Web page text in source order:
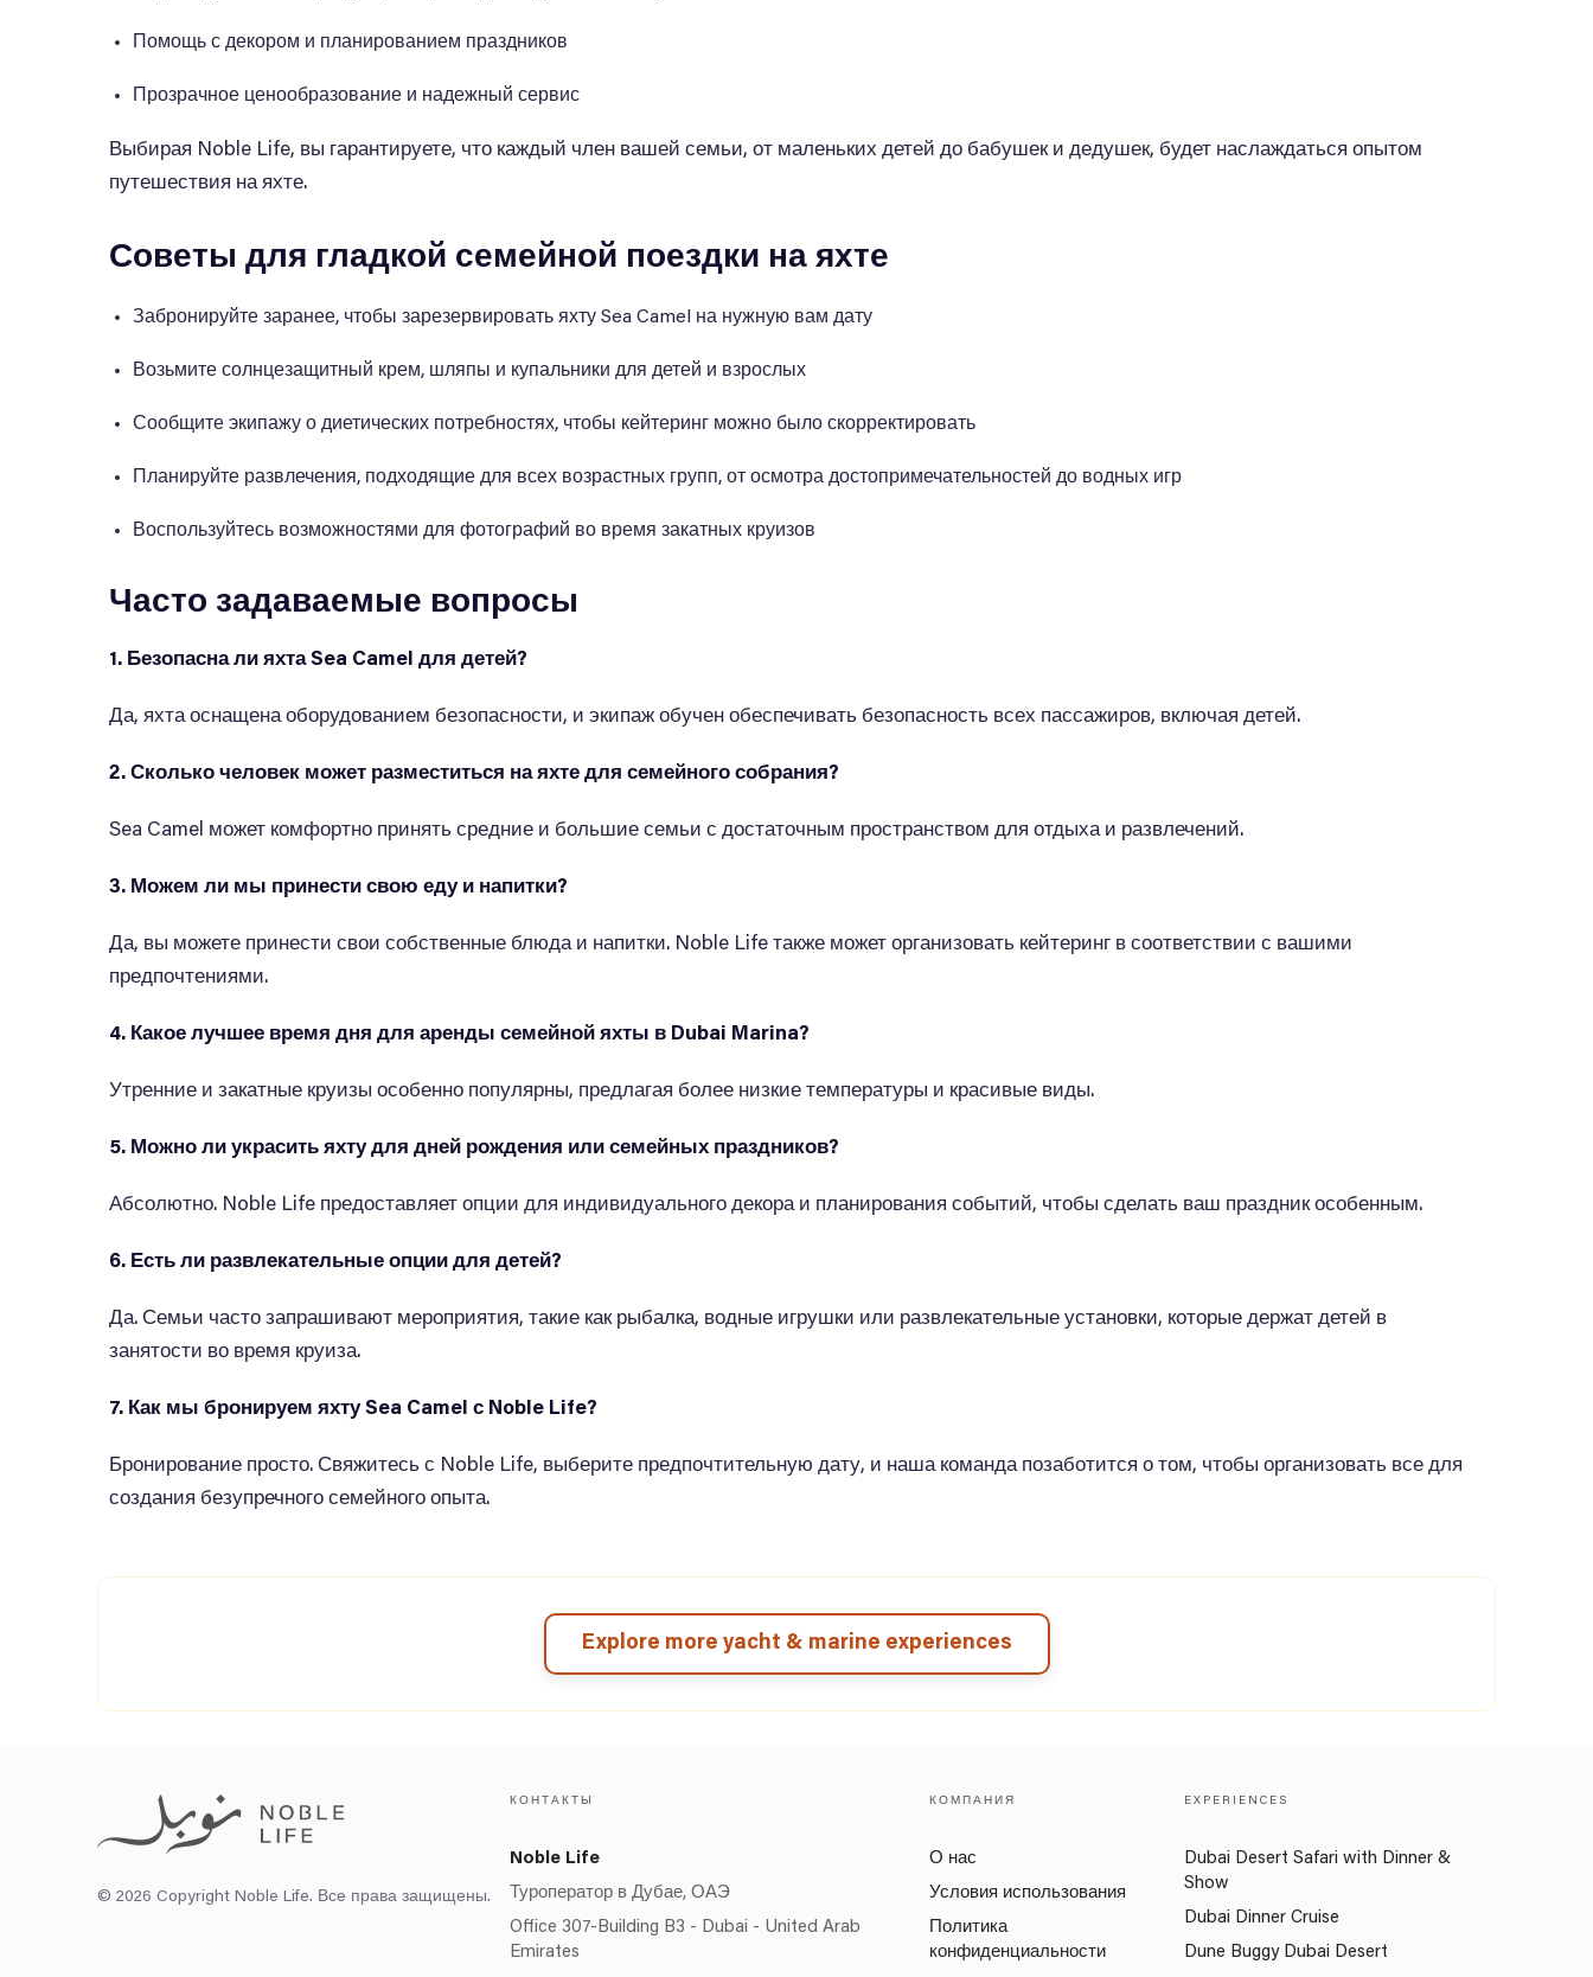
Помощь с декором и планированием праздников
Прозрачное ценообразование и надежный сервис
Выбирая Noble Life, вы гарантируете, что каждый член вашей семьи, от маленьких детей до бабушек и дедушек, будет наслаждаться опытом
путешествия на яхте.
Советы для гладкой семейной поездки на яхте
Забронируйте заранее, чтобы зарезервировать яхту Sea Camel на нужную вам дату
Возьмите солнцезащитный крем, шляпы и купальники для детей и взрослых
Сообщите экипажу о диетических потребностях, чтобы кейтеринг можно было скорректировать
Планируйте развлечения, подходящие для всех возрастных групп, от осмотра достопримечательностей до водных игр
Воспользуйтесь возможностями для фотографий во время закатных круизов
Часто задаваемые вопросы
1. Безопасна ли яхта Sea Camel для детей?
Да, яхта оснащена оборудованием безопасности, и экипаж обучен обеспечивать безопасность всех пассажиров, включая детей.
2. Сколько человек может разместиться на яхте для семейного собрания?
Sea Camel может комфортно принять средние и большие семьи с достаточным пространством для отдыха и развлечений.
3. Можем ли мы принести свою еду и напитки?
Да, вы можете принести свои собственные блюда и напитки. Noble Life также может организовать кейтеринг в соответствии с вашими
предпочтениями.
4. Какое лучшее время дня для аренды семейной яхты в Dubai Marina?
Утренние и закатные круизы особенно популярны, предлагая более низкие температуры и красивые виды.
5. Можно ли украсить яхту для дней рождения или семейных праздников?
Абсолютно. Noble Life предоставляет опции для индивидуального декора и планирования событий, чтобы сделать ваш праздник особенным.
6. Есть ли развлекательные опции для детей?
Да. Семьи часто запрашивают мероприятия, такие как рыбалка, водные игрушки или развлекательные установки, которые держат детей в
занятости во время круиза.
7. Как мы бронируем яхту Sea Camel с Noble Life?
Бронирование просто. Свяжитесь с Noble Life, выберите предпочтительную дату, и наша команда позаботится о том, чтобы организовать все для
создания безупречного семейного опыта.
Explore more yacht & marine experiences
© 2026 Copyright Noble Life. Все права защищены.
КОНТАКТЫ
Noble Life
Туроператор в Дубае, ОАЭ
Office 307-Building B3 - Dubai - United Arab
Emirates
КОМПАНИЯ
О нас
Условия использования
Политика
конфиденциальности
EXPERIENCES
Dubai Desert Safari with Dinner &
Show
Dubai Dinner Cruise
Dune Buggy Dubai Desert